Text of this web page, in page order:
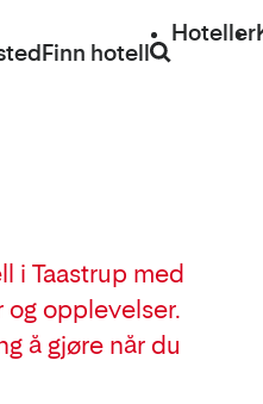
Finn hotell
Hoteller
i Taastrup med
og opplevelser.
å gjøre når du